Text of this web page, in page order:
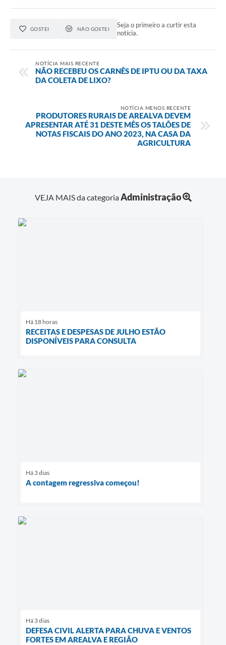
GOSTEI NÃO GOSTEI
Seja o primeiro a curtir esta
notícia.
NOTÍCIA MAIS RECENTE
NÃO RECEBEU OS CARNÊS DE IPTU OU DA TAXA
DA COLETA DE LIXO?
NOTÍCIA MENOS RECENTE
PRODUTORES RURAIS DE AREALVA DEVEM
APRESENTAR ATÉ 31 DESTE MÊS OS TALÕES DE
NOTAS FISCAIS DO ANO 2023, NA CASA DA
AGRICULTURA
VEJA MAIS da categoriaAdministração
Há 18 horas
RECEITAS E DESPESAS DE JULHO ESTÃO
DISPONÍVEIS PARA CONSULTA
Há 3 dias
A contagem regressiva começou!
Há 3 dias
DEFESA CIVIL ALERTA PARA CHUVA E VENTOS
FORTES EM AREALVA E REGIÃO